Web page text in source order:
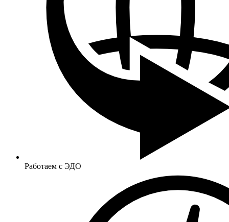
Работаем с ЭДО